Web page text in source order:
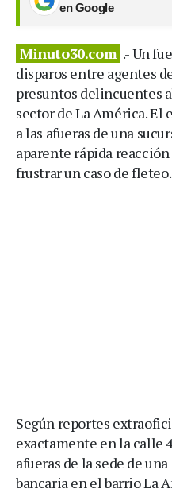
en Google
Minuto30.com .- Un
disparos entre agentes
presuntos delincuentes
sector de La América.
a las afueras de una
aparente rápida
frustrar un caso de fleteo.
Según reportes
exactamente en la calle
afueras de la sede de
bancaria en el barrio La